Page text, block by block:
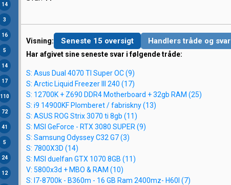
14
3
16
5
14
17
110
72
41
5
24
12
Visning: Seneste 15 oversigt Handlers tråde og svar
Har afgivet sine seneste svar i følgende tråde:
S: Asus Dual 4070 TI Super OC (9)
S: Arctic Liquid Freezer III 240 (17)
S: 12700K + Z690 DDR4 Motherboard + 32gb RAM (25)
S: i9 14900KF Plomberet / fabriskny (13)
S: ASUS ROG Strix 3070 ti 8gb (11)
S: MSI GeForce - RTX 3080 SUPER (9)
S: Samsung Odyssey C32 G7 (3)
S: 7800X3D (14)
S: MSI duelfan GTX 1070 8GB (11)
V: 5800x3d + MBO & RAM (10)
S: I7-8700k - B360m - 16 GB Ram 2400mz- H60I (7)